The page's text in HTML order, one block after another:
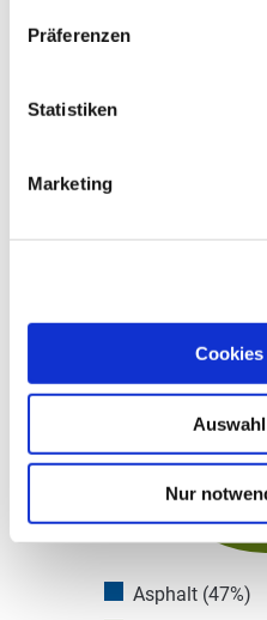
Präferenzen
Statistiken
Marketing
Nur
Parken
Öffentliche
Wegbelag
Asphalt (47%)